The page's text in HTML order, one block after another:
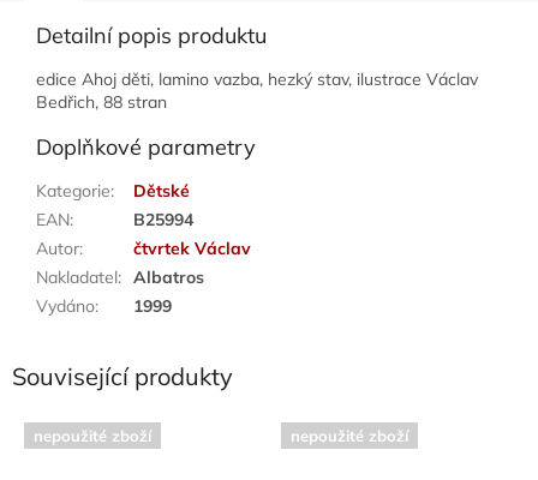
Detailní popis produktu
edice Ahoj děti, lamino vazba, hezký stav, ilustrace Václav
Bedřich, 88 stran
Doplňkové parametry
Kategorie:
Dětské
EAN:
B25994
Autor:
čtvrtek Václav
Nakladatel: Albatros
Vydáno: 1999
Související produkty
nepoužité zboží nepoužité zboží